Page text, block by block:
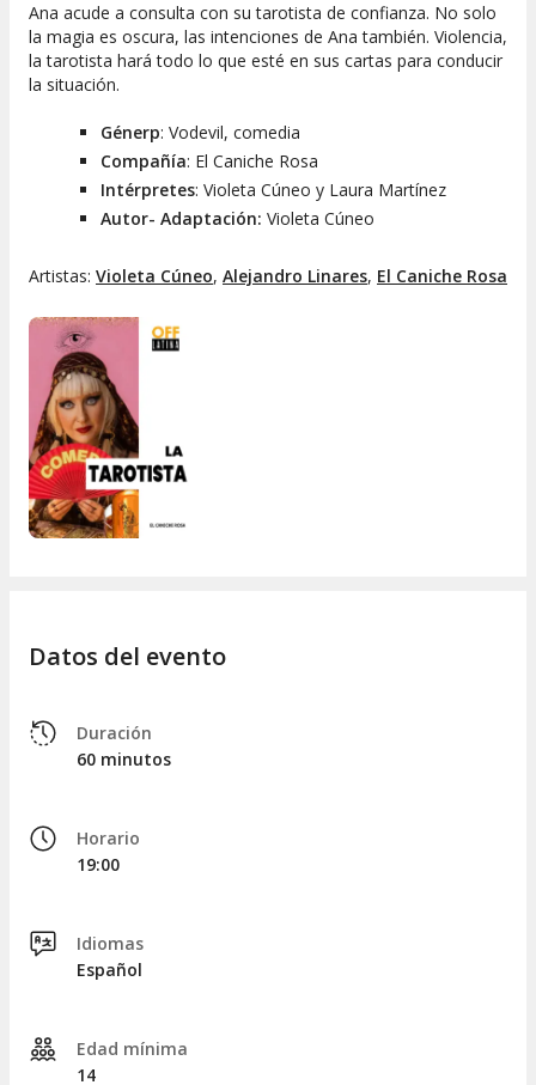
Ana acude a consulta con su tarotista de confianza. No solo
la magia es oscura, las intenciones de Ana también. Violencia,
la tarotista hará todo lo que esté en sus cartas para conducir
la situación.
Génerp: Vodevil, comedia
Compañía: El Caniche Rosa
Intérpretes: Violeta Cúneo y Laura Martínez
Autor- Adaptación: Violeta Cúneo
Artistas: Violeta Cúneo, Alejandro Linares, El Caniche Rosa
Datos del evento
Duración
60 minutos
Horario
19:00
Idiomas
Español
Edad mínima
14